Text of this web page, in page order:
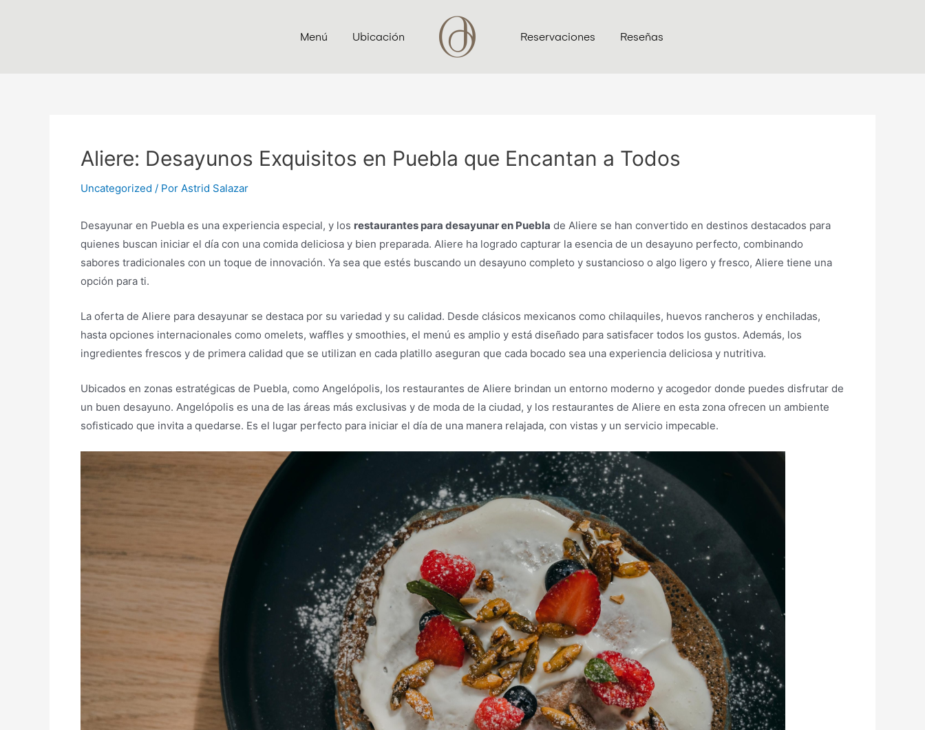
Menú Ubicación Reservaciones Reseñas
Aliere: Desayunos Exquisitos en Puebla que Encantan a Todos
Uncategorized / Por Astrid Salazar
Desayunar en Puebla es una experiencia especial, y los restaurantes para desayunar en Puebla de Aliere se han convertido en destinos destacados para
quienes buscan iniciar el día con una comida deliciosa y bien preparada. Aliere ha logrado capturar la esencia de un desayuno perfecto, combinando
sabores tradicionales con un toque de innovación. Ya sea que estés buscando un desayuno completo y sustancioso o algo ligero y fresco, Aliere tiene una
opción para ti.
La oferta de Aliere para desayunar se destaca por su variedad y su calidad. Desde clásicos mexicanos como chilaquiles, huevos rancheros y enchiladas,
hasta opciones internacionales como omelets, waffles y smoothies, el menú es amplio y está diseñado para satisfacer todos los gustos. Además, los
ingredientes frescos y de primera calidad que se utilizan en cada platillo aseguran que cada bocado sea una experiencia deliciosa y nutritiva.
Ubicados en zonas estratégicas de Puebla, como Angelópolis, los restaurantes de Aliere brindan un entorno moderno y acogedor donde puedes disfrutar de
un buen desayuno. Angelópolis es una de las áreas más exclusivas y de moda de la ciudad, y los restaurantes de Aliere en esta zona ofrecen un ambiente
sofisticado que invita a quedarse. Es el lugar perfecto para iniciar el día de una manera relajada, con vistas y un servicio impecable.